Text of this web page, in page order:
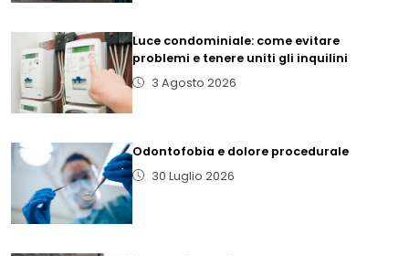
Luce condominiale: come evitare
problemi e tenere uniti gli inquilini
3 Agosto 2026
Odontofobia e dolore procedurale
30 Luglio 2026